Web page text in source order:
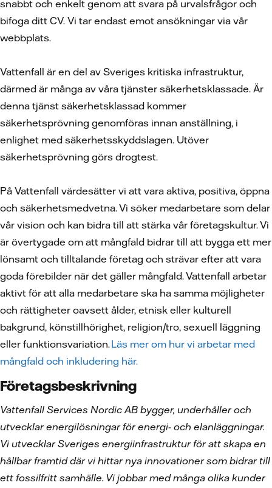
snabbt och enkelt genom att svara på urvalsfrågor och
bifoga ditt CV. Vi tar endast emot ansökningar via vår
webbplats.
Vattenfall är en del av Sveriges kritiska infrastruktur,
därmed är många av våra tjänster säkerhetsklassade. Är
denna tjänst säkerhetsklassad kommer
säkerhetsprövning genomföras innan anställning, i
enlighet med säkerhetsskyddslagen. Utöver
säkerhetsprövning görs drogtest.
På Vattenfall värdesätter vi att vara aktiva, positiva, öppna
och säkerhetsmedvetna. Vi söker medarbetare som delar
vår vision och kan bidra till att stärka vår företagskultur. Vi
är övertygade om att mångfald bidrar till att bygga ett mer
lönsamt och tilltalande företag och strävar efter att vara
goda förebilder när det gäller mångfald. Vattenfall arbetar
aktivt för att alla medarbetare ska ha samma möjligheter
och rättigheter oavsett ålder, etnisk eller kulturell
bakgrund, könstillhörighet, religion/tro, sexuell läggning
eller funktionsvariation.Läs mer om hur vi arbetar med
mångfald och inkludering här.
Företagsbeskrivning
Vattenfall Services Nordic AB bygger, underhåller och
utvecklar energilösningar för energi- och elanläggningar.
Vi utvecklar Sveriges energiinfrastruktur för att skapa en
hållbar framtid där vi hittar nya innovationer som bidrar till
ett fossilfritt samhälle. Vi jobbar med många olika kunder